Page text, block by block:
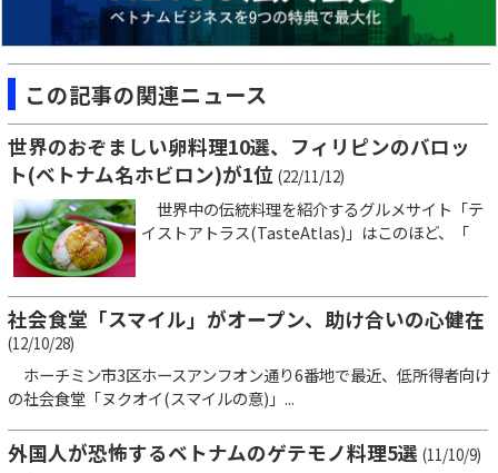
この記事の関連ニュース
世界のおぞましい卵料理10選、フィリピンのバロッ
ト(ベトナム名ホビロン)が1位 (22/11/12)
世界中の伝統料理を紹介するグルメサイト「テ
イストアトラス(TasteAtlas)」はこのほど、「
社会食堂「スマイル」がオープン、助け合いの心健在
(12/10/28)
ホーチミン市3区ホースアンフオン通り6番地で最近、低所得者向け
の社会食堂「ヌクオイ(スマイルの意)」...
外国人が恐怖するベトナムのゲテモノ料理5選 (11/10/9)